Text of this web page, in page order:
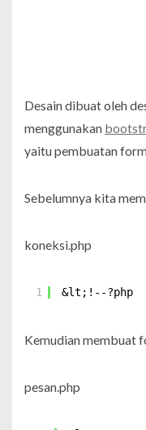
Desain dibuat oleh
menggunakan
yaitu pembuatan
Sebelumnya kita
koneksi.php
1 &lt;!--?php
Kemudian membuat
pesan.php